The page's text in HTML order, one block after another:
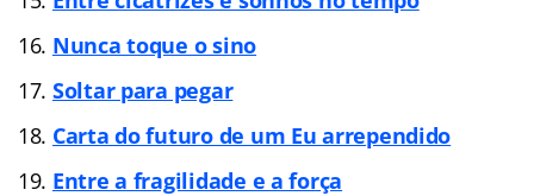
Nunca toque o sino
Soltar para pegar
Carta do futuro de um Eu arrependido
Entre a fragilidade e a força